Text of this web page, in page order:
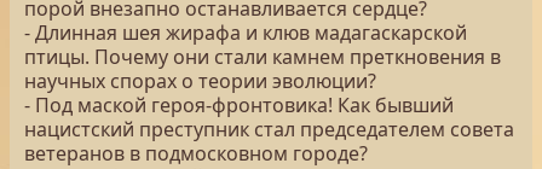
порой внезапно останавливается сердце?
- Длинная шея жирафа и клюв мадагаскарской
птицы. Почему они стали камнем преткновения в
научных спорах о теории эволюции?
- Под маской героя-фронтовика! Как бывший
нацистский преступник стал председателем совета
ветеранов в подмосковном городе?